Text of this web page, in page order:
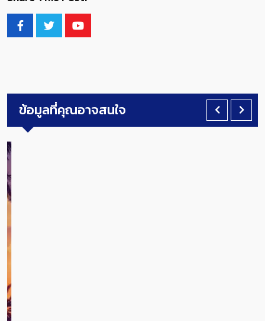
ข้อมูลที่คุณอาจสนใจ